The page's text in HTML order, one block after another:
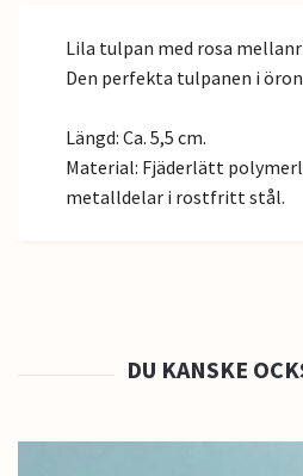
Lila tulpan med rosa
Den perfekta tulpanen i
Längd: Ca. 5,5 cm.
Material: Fjäderlätt
metalldelar i rostfritt stål.